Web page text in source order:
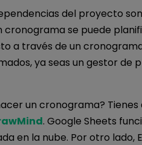
del proyecto
se puede
a través de un
ya seas un gestor de
un cronograma? Tienes
. Google Sheets
en la nube. Por otro lado,